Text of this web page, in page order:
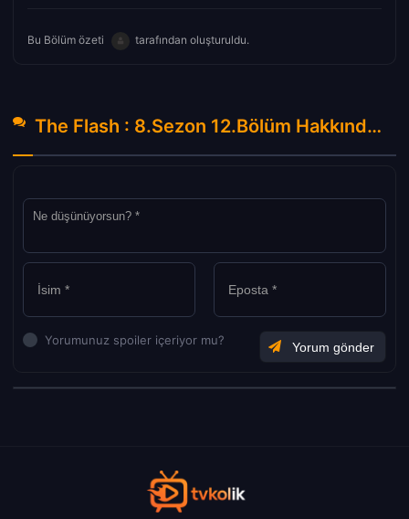
Bu Bölüm özeti tarafından oluşturuldu.
The Flash : 8.Sezon 12.Bölüm Hakkında Yorumlar
Yorumunuz spoiler içeriyor mu?